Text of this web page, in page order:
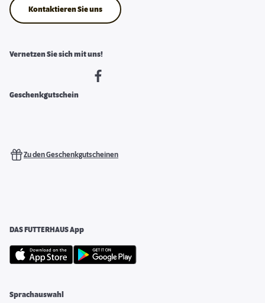
Kontaktieren Sie uns
Vernetzen Sie sich mit uns!
Geschenkgutschein
Zu den Geschenkgutscheinen
DAS FUTTERHAUS App
Sprachauswahl